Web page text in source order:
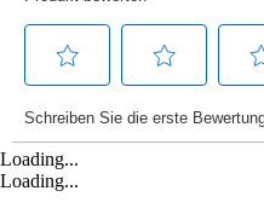
Loading...
Loading...